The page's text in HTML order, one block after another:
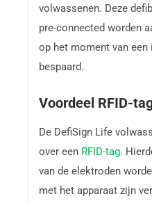
volwassenen. Deze
pre-connected worden
op het moment van
bespaard.
Voordeel RFID-
De DefiSign Life
over een RFID-tag.
van de elektroden
met het apparaat zijn